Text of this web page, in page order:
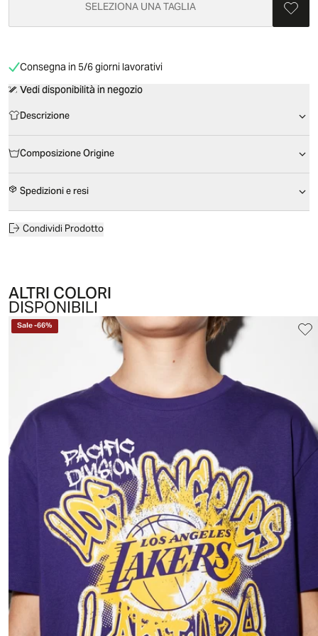
SELEZIONA UNA TAGLIA
Consegna in 5/6 giorni lavorativi
Vedi disponibilità in negozio
Descrizione
Composizione Origine
Spedizioni e resi
Condividi Prodotto
ALTRI COLORI
DISPONIBILI
Sale-66%